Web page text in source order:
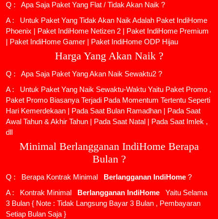
Q : Apa Saja Paket Yang Flat / Tidak Akan Naik ?
A : Untuk Paket Yang Tidak Akan Naik Adalah Paket IndiHome
Phoenix | Paket IndiHome Netizen 2 | Paket IndiHome Premium
| Paket IndiHome Gamer | Paket IndiHome ODP Hijau
Harga Yang Akan Naik ?
Q : Apa Saja Paket Yang Akan Naik Sewaktu2 ?
A : Untuk Paket Yang Naik Sewaktu-Waktu Yaitu Paket Promo ,
Paket Promo Biasanya Terjadi Pada Momentum Tertentu Seperti
Hari Kemerdekaan | Pada Saat Bulan Ramadhan | Pada Saat
Awal Tahun & Akhir Tahun | Pada Saat Natal | Pada Saat Imlek ,
dll
Minimal Berlangganan IndiHome Berapa
Bulan ?
Q : Berapa Kontrak Minimal Berlangganan IndiHome ?
A : Kontrak Minimal
Berlangganan IndiHome
Yaitu Selama
3 Bulan { Note : Tidak Langsung Bayar 3 Bulan , Pembayaran
Setiap Bulan Saja }